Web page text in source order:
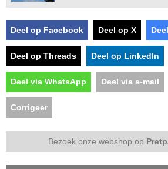
Deel op Facebook Deel op X
Deel op Threads Deel op LinkedIn
Deel via WhatsApp Deel via e-mail
Corrigeer
Bezoek onze webshop op